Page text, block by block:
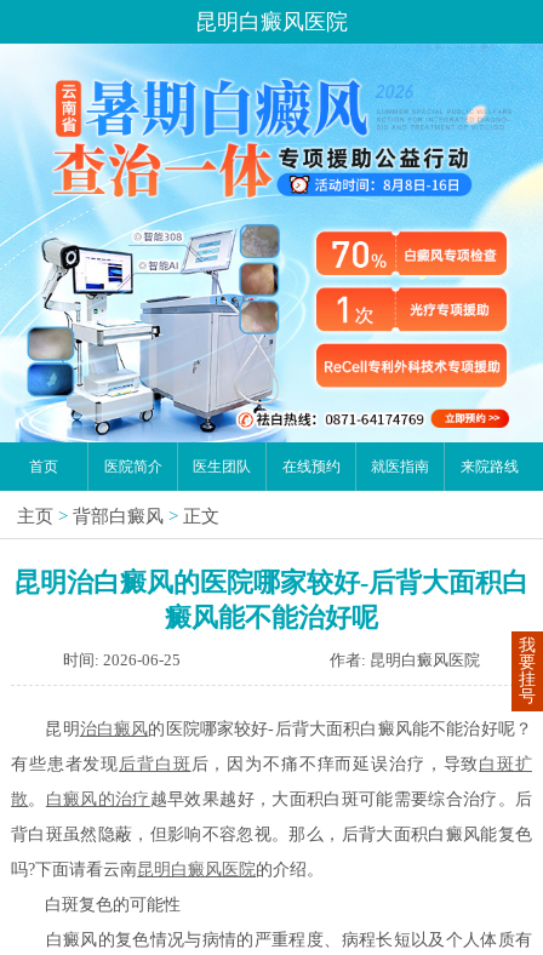
昆明白癜风医院
首页 医院简介 医生团队 在线预约 就医指南 来院路线
主页 > 背部白癜风 > 正文
昆明治白癜风的医院哪家较好-后背大面积白
癜风能不能治好呢
时间: 2026-06-25 作者: 昆明白癜风医院
昆明治白癜风的医院哪家较好-后背大面积白癜风能不能治好呢？
有些患者发现后背白斑 后，因为不痛不痒而延误治疗，导致白斑扩
散。 白癜风的治疗 越早效果越好，大面积白斑可能需要综合治疗。后
背白斑虽然隐蔽，但影响不容忽视。那么，后背大面积白癜风能复色
吗?下面请看云南昆明白癜风医院的介绍。
白斑复色的可能性
白癜风的复色情况与病情的严重程度、病程长短以及个人体质有
我
要
挂
号